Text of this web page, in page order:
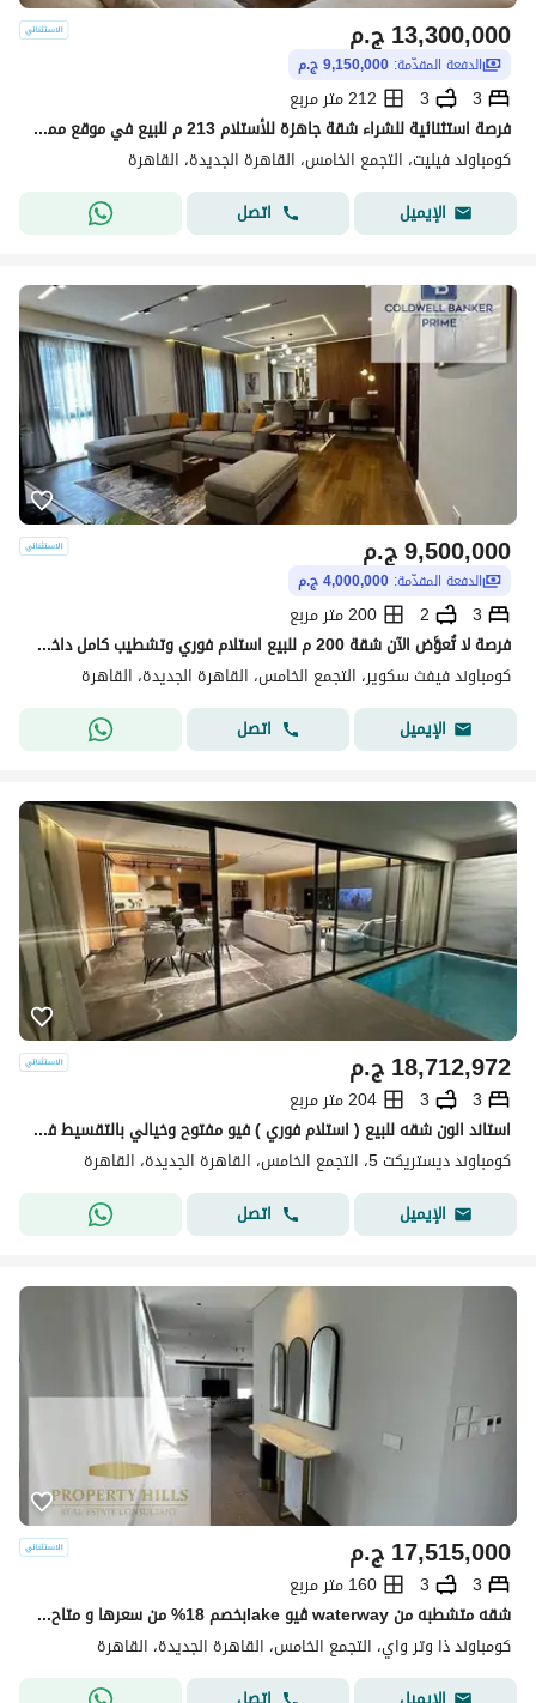
ج.م13,300,000
الدفعة المقدّمة: 9,150,000 ج.م
3
3
212 متر مربع
فرصة استثنائية للشراء شقة جاهزة للأستلام 213 م للبيع في موقع مميز في كمبوند فيليت Villette by SODIC الجولدن سكوير التجمع الخامس القاهره الجديده 3 غرف
كومباوند فيليت، التجمع الخامس، القاهرة الجديدة، القاهرة
الإيميل
اتصل
ج.م9,500,000
الدفعة المقدّمة: 4,000,000 ج.م
3
2
200 متر مربع
فرصة لا تُعوَّض الآن شقة 200 م للبيع استلام فوري وتشطيب كامل داخل كمبوند فيفث سكوير المراسم، الجولدن سكوير، التجمع الخامس القاهره الجديده 3 غرف
كومباوند فيفث سكوير، التجمع الخامس، القاهرة الجديدة، القاهرة
الإيميل
اتصل
ج.م18,712,972
3
3
204 متر مربع
استاند الون شقه للبيع ( استلام فوري ) فيو مفتوح وخيالي بالتقسيط في كمبوند ديستركت 5 في التجمع الخامس بجوار نيو قطاميه
كومباوند ديستريكت 5، التجمع الخامس، القاهرة الجديدة، القاهرة
الإيميل
اتصل
ج.م17,515,000
3
3
160 متر مربع
شقه متشطبه من waterway ڤيو lakeبخصم 18% من سعرها و متاح التقسيط
كومباوند ذا وتر واي، التجمع الخامس، القاهرة الجديدة، القاهرة